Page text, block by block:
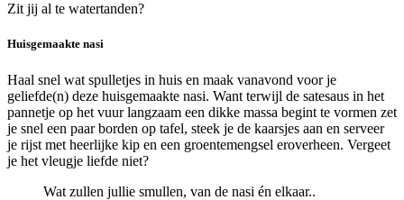
Zit jij al te watertanden?
Huisgemaakte nasi
Haal snel wat spulletjes in huis en maak vanavond voor je
geliefde(n) deze huisgemaakte nasi. Want terwijl de satesaus in het
pannetje op het vuur langzaam een dikke massa begint te vormen zet
je snel een paar borden op tafel, steek je de kaarsjes aan en serveer
je rijst met heerlijke kip en een groentemengsel eroverheen. Vergeet
je het vleugje liefde niet?
Wat zullen jullie smullen, van de nasi én elkaar..